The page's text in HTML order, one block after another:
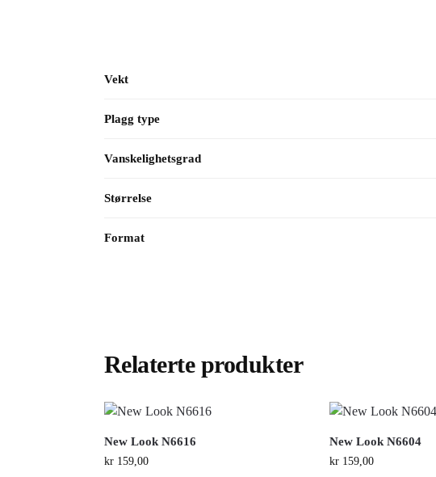
Vekt
Plagg type
Vanskelighetsgrad
Størrelse
Format
Relaterte produkter
New Look N6616
kr159,00
New Look N6604
kr159,00